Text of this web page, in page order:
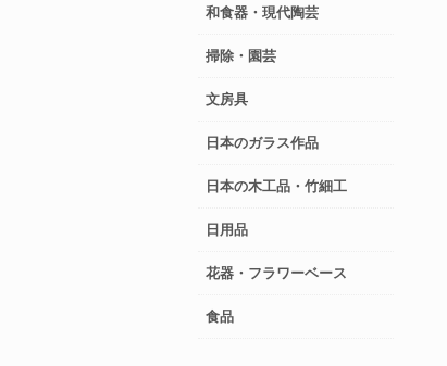
和食器・現代陶芸
掃除・園芸
文房具
日本のガラス作品
日本の木工品・竹細工
日用品
花器・フラワーベース
食品